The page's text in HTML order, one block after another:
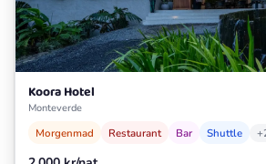
Koora Hotel
Monteverde
Morgenmad Restaurant Bar Shuttle